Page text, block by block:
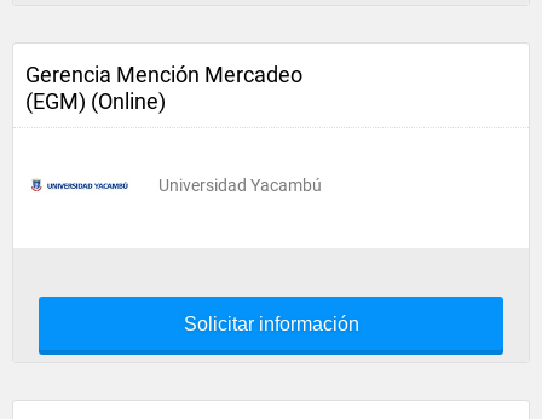
Gerencia Mención Mercadeo
(EGM) (Online)
Universidad Yacambú
Solicitar información